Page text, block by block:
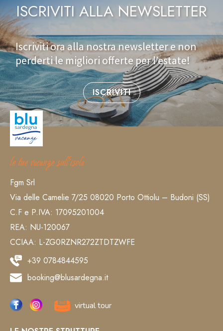
ISCRIVITI ALLA NEWSLETTER
Iscriviti ora alla nostra newsletter e non
perderti le migliori offerte per l’estate!
ISCRIVITI
le tue vacanze sull’isola
Fgm Srl
Via delle Camelie 7/25 08020 Porto Ottiolu – Budoni (SS)
C.F e P.IVA: 17095201004
REA: NU-120067
CCIAA: L-ZG0RZNR272ZTDTZWFE
+39 0784844595
booking@blusardegna.it
virtual tour